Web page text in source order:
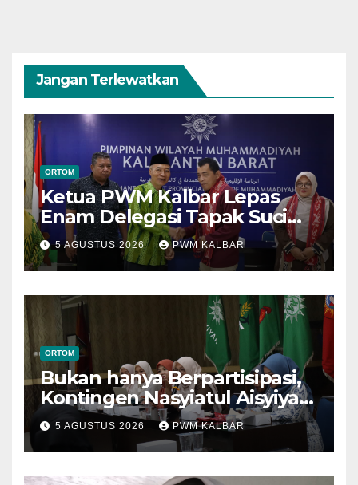
Jangan Terlewatkan
ORTOM
Ketua PWM Kalbar Lepas
Enam Delegasi Tapak Suci
Menuju Muktamar XVI di
Semarang
5 AGUSTUS 2026 PWM KALBAR
ORTOM
Bukan hanya Berpartisipasi,
Kontingen Nasyiatul Aisyiyah
Kalbar Perjuangkan Program
di Muktamar XV
5 AGUSTUS 2026 PWM KALBAR